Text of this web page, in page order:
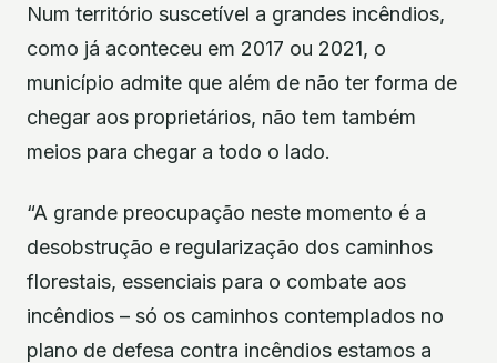
Num território suscetível a grandes incêndios,
como já aconteceu em 2017 ou 2021, o
município admite que além de não ter forma de
chegar aos proprietários, não tem também
meios para chegar a todo o lado.
“A grande preocupação neste momento é a
desobstrução e regularização dos caminhos
florestais, essenciais para o combate aos
incêndios – só os caminhos contemplados no
plano de defesa contra incêndios estamos a